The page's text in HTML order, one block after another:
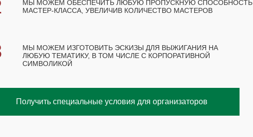
МЫ МОЖЕМ ОБЕСПЕЧИТЬ ЛЮБУЮ ПРОПУСКНУЮ СПОСОБНОСТЬ
МАСТЕР-КЛАССА, УВЕЛИЧИВ КОЛИЧЕСТВО МАСТЕРОВ
МЫ МОЖЕМ ИЗГОТОВИТЬ ЭСКИЗЫ ДЛЯ ВЫЖИГАНИЯ НА
ЛЮБУЮ ТЕМАТИКУ, В ТОМ ЧИСЛЕ С КОРПОРАТИВНОЙ
СИМВОЛИКОЙ
Получить специальные условия для организаторов